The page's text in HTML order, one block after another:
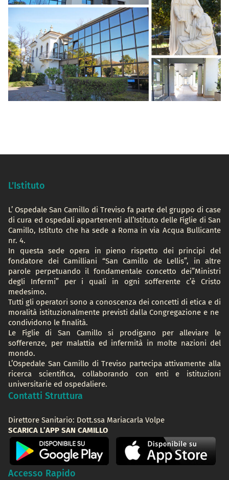
L’Istituto
L’ Ospedale San Camillo di Treviso fa parte del gruppo di case
di cura ed ospedali appartenenti all’Istituto delle Figlie di San
Camillo, Istituto che ha sede a Roma in via Acqua Bullicante
nr. 4.
In questa sede opera in pieno rispetto dei principi del
fondatore dei Camilliani “San Camillo de Lellis”, in altre
parole perpetuando il fondamentale concetto dei”Ministri
degli Infermi” per i quali in ogni sofferente c’è Cristo
medesimo.
Tutti gli operatori sono a conoscenza dei concetti di etica e di
moralità istituzionalmente previsti dalla Congregazione e ne
condividono le finalità.
Le Figlie di San Camillo si prodigano per alleviare le
sofferenze, per malattia ed infermità in molte nazioni del
mondo.
L’Ospedale San Camillo di Treviso partecipa attivamente alla
ricerca scientifica, collaborando con enti e istituzioni
universitarie ed ospedaliere.
Contatti Struttura
Direttore Sanitario: Dott.ssa Mariacarla Volpe
SCARICA L’APP SAN CAMILLO
Accesso Rapido